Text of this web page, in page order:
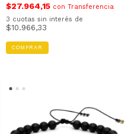
$27.964,15 con Transferencia
3 cuotas sin interés de
$10.966,33
COMPRAR